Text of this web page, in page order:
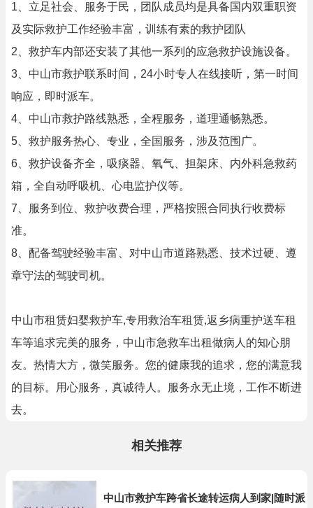
1、立足社会、服务于民，团队成员均是具备国内双重职资
及实际救护工作经验丰富，训练有素的救护团队
2、救护车内部还安装了其他一系列的应急救护设施设备。
3、中山市救护联系时间，24小时专人在线接听，第一时间
响应，即时派车。
4、中山市救护路线熟悉，全程服务，道理通畅熟悉。
5、救护服务热心、专业，全国服务，涉及范围广。
6、救护设备齐全，吸痰器、氧气、担架床、内外科急救药
箱，全自动呼吸机、心电监护仪等。
7、服务到位、救护收费合理，严格按照合同执行收费标
准。
8、配备驾驶经验丰富、对中山市道路熟悉、技术过硬、遵
章守法的驾驶司机。
中山市租赁妇婴救护车,专用救治车租赁,返乡病重护送车租
车等追求完美的服务，中山市急救车出租做病人的知心朋
友。热情大方，微笑服务。您的健康我的追求，您的满意我
的目标。用心服务，真诚待人。服务永无止境，工作不断进
去。
相关推荐
中山市救护车跨省长途转运病人到家|随时派